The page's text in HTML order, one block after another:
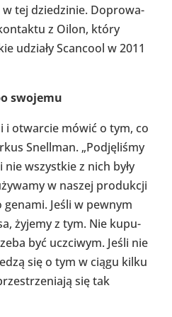
w tej dzie­dzi­nie. Dopro­wa­
z Oilon, który
udziały Scan­cool w 2011
swojemu
i otwar­cie mówić o tym, co
Snel­l­man. „Pod­ję­li­śmy
wszyst­kie z nich były
w naszej pro­duk­cji
Jeśli w pewnym
żyjemy z tym. Nie kupu­
być uczci­wym. Jeśli nie
się o tym w ciągu kilku
się tak